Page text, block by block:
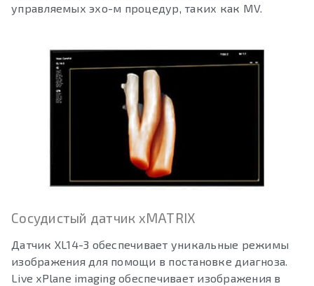
управляемых эхо-м процедур, таких как MV.
Сосудистый датчик xMATRIX
Датчик XL14-3 обеспечивает уникальные режимы
изображения для помощи в постановке диагноза.
Live xPlane imaging обеспечивает изображения в